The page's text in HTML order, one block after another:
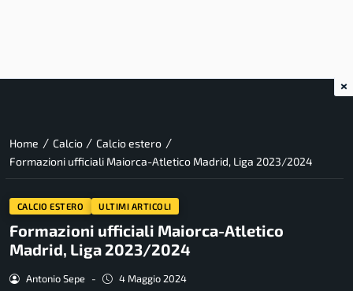
Home / Calcio / Calcio estero /
Formazioni ufficiali Maiorca-Atletico Madrid, Liga 2023/2024
CALCIO ESTERO ULTIMI ARTICOLI
Formazioni ufficiali Maiorca-Atletico
Madrid, Liga 2023/2024
Antonio Sepe - 4 Maggio 2024
×